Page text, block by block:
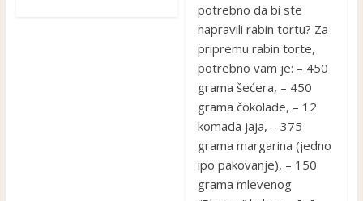
potrebno da bi ste
napravili rabin tortu? Za
pripremu rabin torte,
potrebno vam je: – 450
grama šećera, – 450
grama čokolade, – 12
komada jaja, – 375
grama margarina (jedno
ipo pakovanje), – 150
grama mlevenog